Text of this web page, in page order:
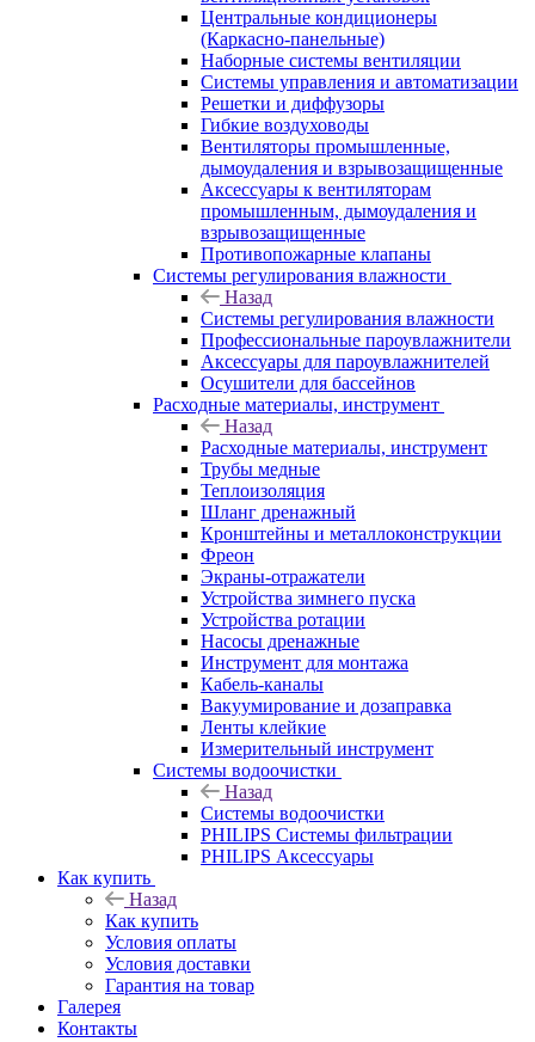
Центральные кондиционеры
(Каркасно-панельные)
Наборные системы вентиляции
Системы управления и автоматизации
Решетки и диффузоры
Гибкие воздуховоды
Вентиляторы промышленные,
дымоудаления и взрывозащищенные
Аксессуары к вентиляторам
промышленным, дымоудаления и
взрывозащищенные
Противопожарные клапаны
Системы регулирования влажности
Назад
Системы регулирования влажности
Профессиональные пароувлажнители
Аксессуары для пароувлажнителей
Осушители для бассейнов
Расходные материалы, инструмент
Назад
Расходные материалы, инструмент
Трубы медные
Теплоизоляция
Шланг дренажный
Кронштейны и металлоконструкции
Фреон
Экраны-отражатели
Устройства зимнего пуска
Устройства ротации
Насосы дренажные
Инструмент для монтажа
Кабель-каналы
Вакуумирование и дозаправка
Ленты клейкие
Измерительный инструмент
Системы водоочистки
Назад
Системы водоочистки
PHILIPS Системы фильтрации
PHILIPS Аксессуары
Как купить
Назад
Как купить
Условия оплаты
Условия доставки
Гарантия на товар
Галерея
Контакты